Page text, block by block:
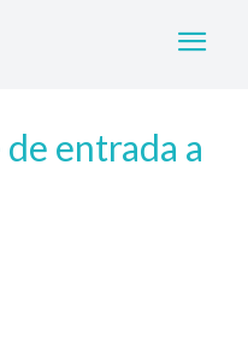
entrada a